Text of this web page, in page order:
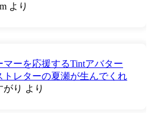
より
マーを応援するTintアバター
トレターの夏瀬が生んでくれ
がり より